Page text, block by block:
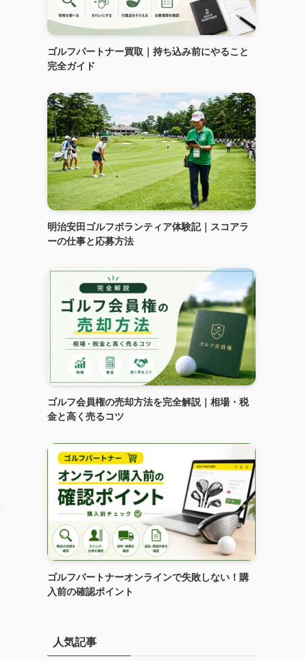
ゴルフパートナー買取｜持ち込み前にやること
完全ガイド
明治安田ゴルフボランティア体験記｜スコアラ
ーの仕事と応募方法
ゴルフ会員権の売却方法を完全解説｜相場・税
金と高く売るコツ
ゴルフパートナーオンラインで失敗しない！購
入前の確認ポイント
人気記事